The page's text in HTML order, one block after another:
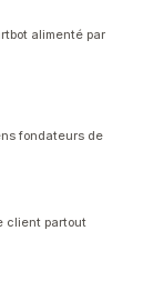
alimenté par
fondateurs de
client partout